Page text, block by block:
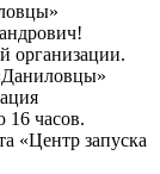
организации.
16 часов.
«Центр запуска